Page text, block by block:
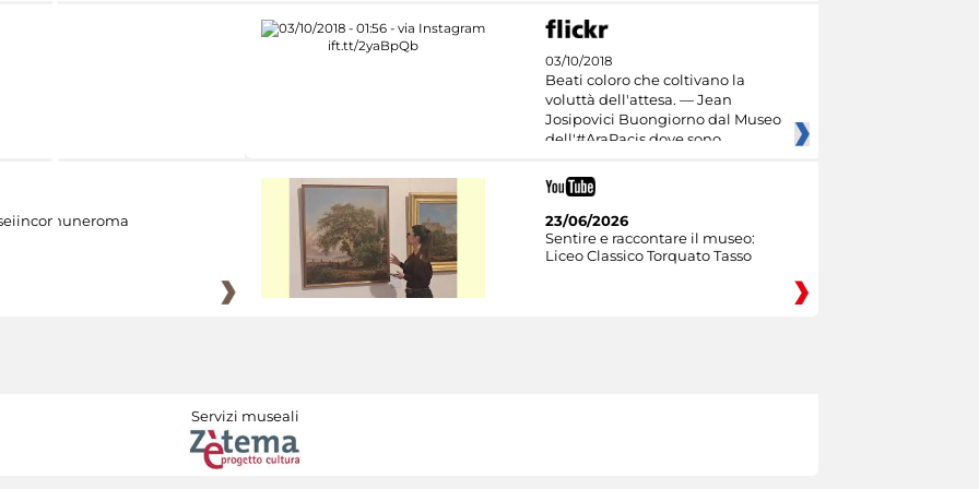
03/10/2018
Beati coloro che coltivano la
voluttà dell'attesa. — Jean
Josipovici Buongiorno dal Museo
dell'#AraPacis dove sono
23/06/2026
Sentire e raccontare il museo:
Liceo Classico Torquato Tasso
Servizi museali